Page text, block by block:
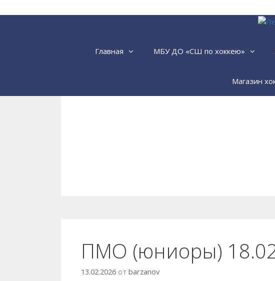
Главная МБУ ДО «СШ по хоккею»
Магазин
ПМО (юниоры)
13.02.2026 от barzanov